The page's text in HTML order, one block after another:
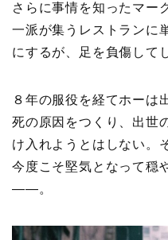
さらに事情を知ったマー
一派が集うレストランに
にするが、足を負傷して
８年の服役を経てホーは
死の原因をつくり、出世
け入れようとはしない。
今度こそ堅気となって穏
——。